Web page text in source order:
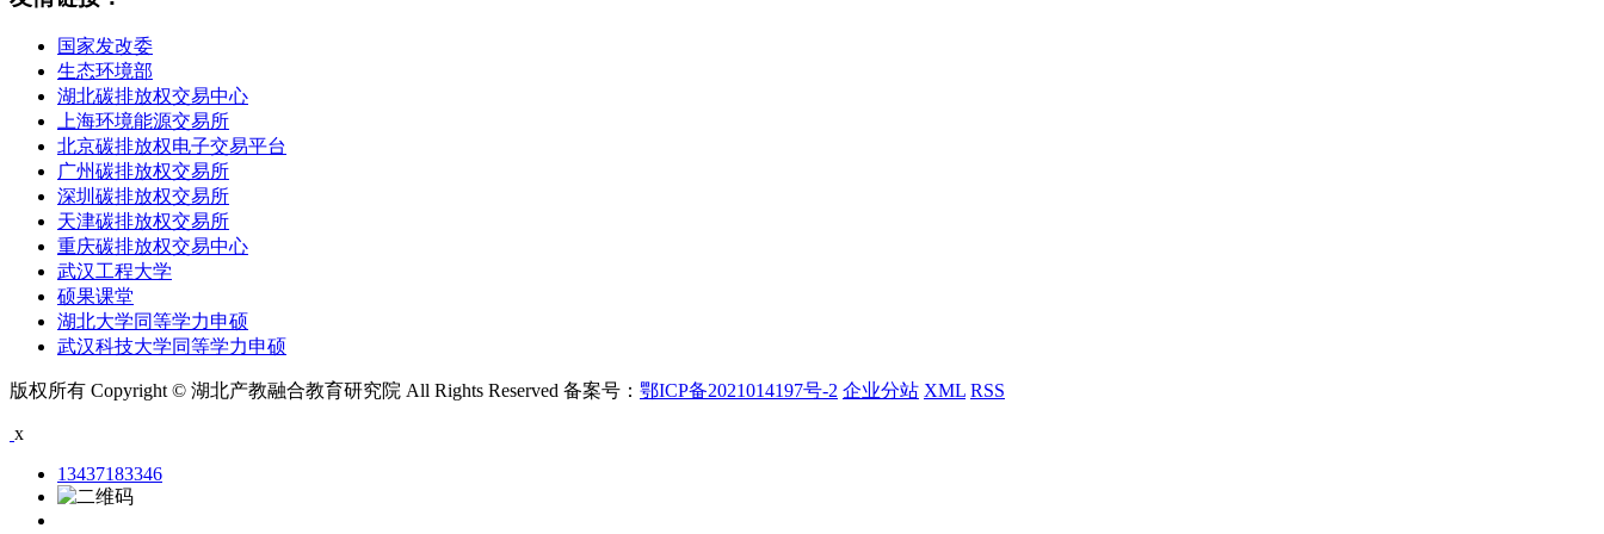
国家发改委
生态环境部
湖北碳排放权交易中心
上海环境能源交易所
北京碳排放权电子交易平台
广州碳排放权交易所
深圳碳排放权交易所
天津碳排放权交易所
重庆碳排放权交易中心
武汉工程大学
硕果课堂
湖北大学同等学力申硕
武汉科技大学同等学力申硕
版权所有 Copyright © 湖北产教融合教育研究院 All Rights Reserved 备案号： 鄂ICP备2021014197号-2 企业分站 XML RSS
x
13437183346